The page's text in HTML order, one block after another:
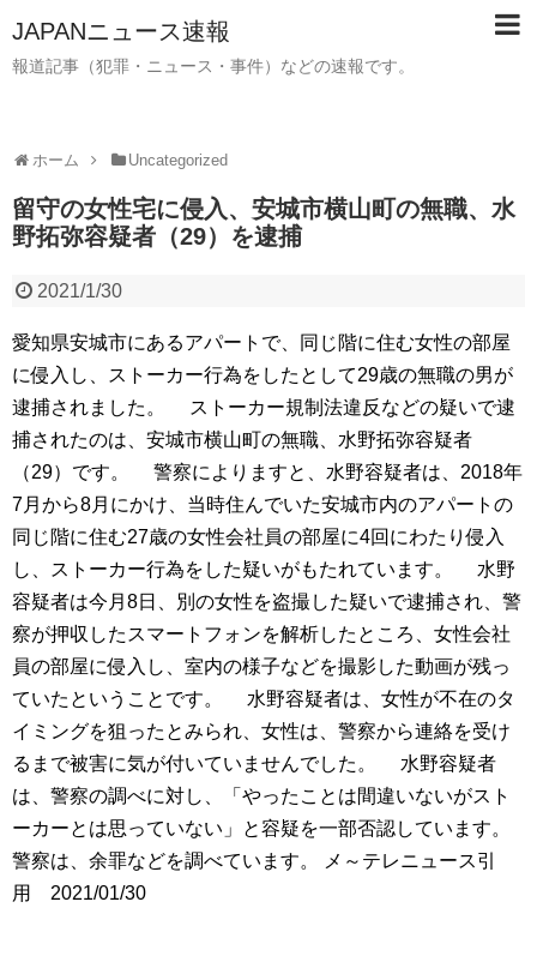
JAPANニュース速報
報道記事（犯罪・ニュース・事件）などの速報です。
ホーム Uncategorized
留守の女性宅に侵入、安城市横山町の無職、水
野拓弥容疑者（29）を逮捕
2021/1/30
愛知県安城市にあるアパートで、同じ階に住む女性の部屋
に侵入し、ストーカー行為をしたとして29歳の無職の男が
逮捕されました。 ストーカー規制法違反などの疑いで逮
捕されたのは、安城市横山町の無職、水野拓弥容疑者
（29）です。 警察によりますと、水野容疑者は、2018年
7月から8月にかけ、当時住んでいた安城市内のアパートの
同じ階に住む27歳の女性会社員の部屋に4回にわたり侵入
し、ストーカー行為をした疑いがもたれています。 水野
容疑者は今月8日、別の女性を盗撮した疑いで逮捕され、警
察が押収したスマートフォンを解析したところ、女性会社
員の部屋に侵入し、室内の様子などを撮影した動画が残っ
ていたということです。 水野容疑者は、女性が不在のタ
イミングを狙ったとみられ、女性は、警察から連絡を受け
るまで被害に気が付いていませんでした。 水野容疑者
は、警察の調べに対し、「やったことは間違いないがスト
ーカーとは思っていない」と容疑を一部否認しています。
警察は、余罪などを調べています。 メ～テレニュース引
用 2021/01/30